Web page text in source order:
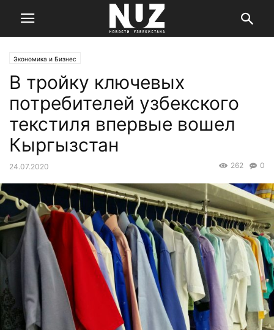
Экономика и Бизнес
В тройку ключевых
потребителей узбекского
текстиля впервые вошел
Кыргызстан
24.07.2020 0
262